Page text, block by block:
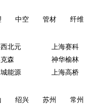
中空 管材 纤维
西北元 上海赛科
森 神华榆林
能源 上海高桥
绍兴 苏州 常州